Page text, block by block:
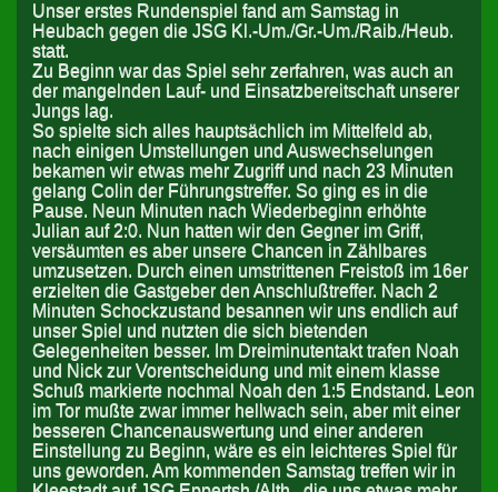
Unser erstes Rundenspiel fand am Samstag in
Heubach gegen die JSG Kl.-Um./Gr.-Um./Raib./Heub.
statt.
Zu Beginn war das Spiel sehr zerfahren, was auch an
der mangelnden Lauf- und Einsatzbereitschaft unserer
Jungs lag.
So spielte sich alles hauptsächlich im Mittelfeld ab,
nach einigen Umstellungen und Auswechselungen
bekamen wir etwas mehr Zugriff und nach 23 Minuten
gelang Colin der Führungstreffer. So ging es in die
Pause. Neun Minuten nach Wiederbeginn erhöhte
Julian auf 2:0. Nun hatten wir den Gegner im Griff,
versäumten es aber unsere Chancen in Zählbares
umzusetzen. Durch einen umstrittenen Freistoß im 16er
erzielten die Gastgeber den Anschlußtreffer. Nach 2
Minuten Schockzustand besannen wir uns endlich auf
unser Spiel und nutzten die sich bietenden
Gelegenheiten besser. Im Dreiminutentakt trafen Noah
und Nick zur Vorentscheidung und mit einem klasse
Schuß markierte nochmal Noah den 1:5 Endstand. Leon
im Tor mußte zwar immer hellwach sein, aber mit einer
besseren Chancenauswertung und einer anderen
Einstellung zu Beginn, wäre es ein leichteres Spiel für
uns geworden. Am kommenden Samstag treffen wir in